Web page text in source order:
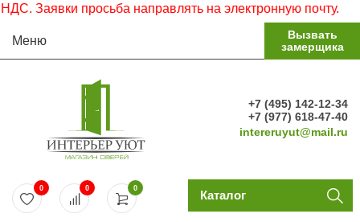
просьба направлять на электронную почту.
Меню
Вызвать
замерщика
+7 (495) 142-12-34
+7 (977) 618-47-40
intereruyut@mail.ru
0
0 0 Каталог